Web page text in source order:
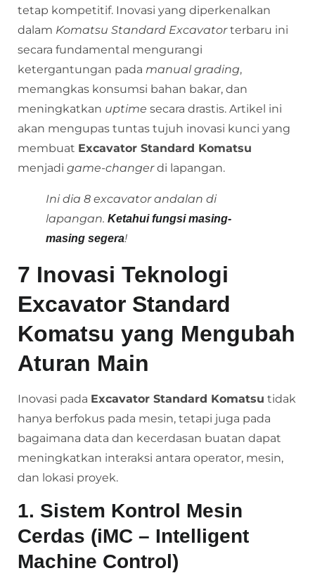
tetap kompetitif. Inovasi yang diperkenalkan
dalam Komatsu Standard Excavatorterbaru ini
secara fundamental mengurangi
ketergantungan pada manual grading,
memangkas konsumsi bahan bakar, dan
meningkatkan uptime secara drastis. Artikel ini
akan mengupas tuntas tujuh inovasi kunci yang
membuat Excavator Standard Komatsu
menjadi game-changerdi lapangan.
Ini dia 8 excavator andalan di
lapangan. Ketahui fungsi masing-
masing segera!
7 Inovasi Teknologi
Excavator Standard
Komatsu yang Mengubah
Aturan Main
Inovasi pada Excavator Standard Komatsu tidak
hanya berfokus pada mesin, tetapi juga pada
bagaimana data dan kecerdasan buatan dapat
meningkatkan interaksi antara operator, mesin,
dan lokasi proyek.
1. Sistem Kontrol Mesin
Cerdas (iMC – Intelligent
Machine Control)